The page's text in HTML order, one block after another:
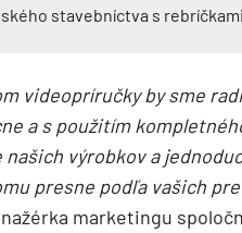
stavebníctva s
videopríručky by sme
a s použitím
našich výrobkov a
presne podľa vašich
marketingu